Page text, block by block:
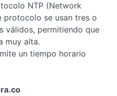
NTP (Network
protocolo se usan tres o
válidos, permitiendo que
muy alta.
un tiempo horario